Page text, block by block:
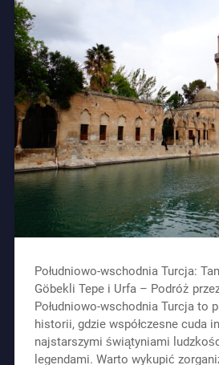
Południowo-wschodnia Turcja:
Göbekli Tepe i Urfa – Podróż
Południowo-wschodnia Turcja to
historii, gdzie współczesne cuda
najstarszymi świątyniami
legendami. Warto wykupić